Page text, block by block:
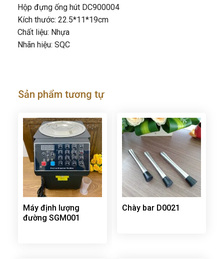
Hộp đựng ống hút DC900004
Kích thước: 22.5*11*19cm
Chất liệu: Nhựa
Nhãn hiệu: SQC
Sản phẩm tương tự
Máy định lượng
đường SGM001
Chày bar D0021